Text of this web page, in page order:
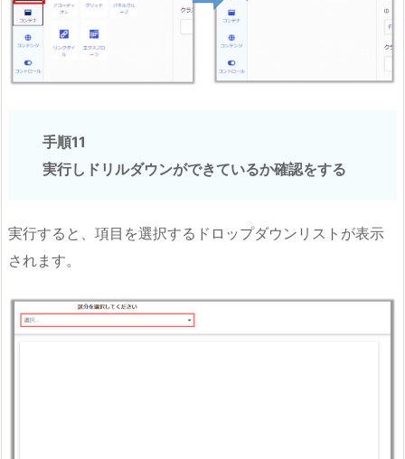
手順11
実行しドリルダウンができているか確認をする
実行すると、項目を選択するドロップダウンリストが表示
されます。